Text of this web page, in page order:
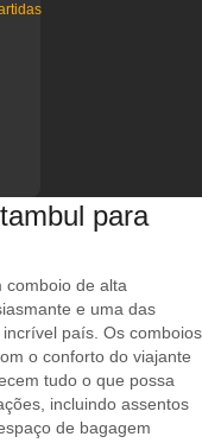
para
comboio de alta
e uma das
país. Os comboios
o conforto do viajante
tudo o que possa
incluindo assentos
de bagagem